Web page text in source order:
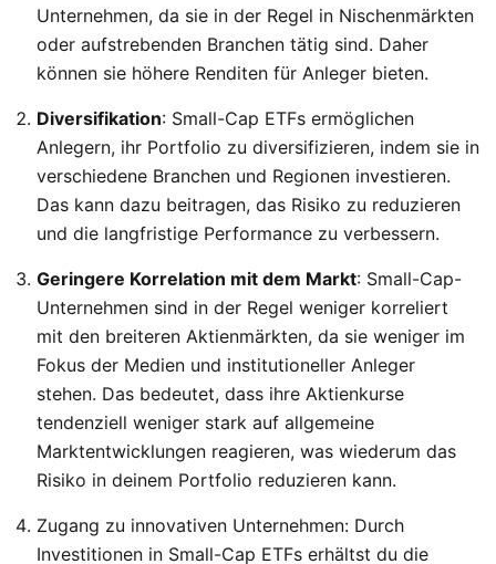
Unternehmen, da sie in der Regel in Nischenmärkten
oder aufstrebenden Branchen tätig sind. Daher
können sie höhere Renditen für Anleger bieten.
Diversifikation: Small-Cap ETFs ermöglichen
Anlegern, ihr Portfolio zu diversifizieren, indem sie in
verschiedene Branchen und Regionen investieren.
Das kann dazu beitragen, das Risiko zu reduzieren
und die langfristige Performance zu verbessern.
Geringere Korrelation mit dem Markt: Small-Cap-
Unternehmen sind in der Regel weniger korreliert
mit den breiteren Aktienmärkten, da sie weniger im
Fokus der Medien und institutioneller Anleger
stehen. Das bedeutet, dass ihre Aktienkurse
tendenziell weniger stark auf allgemeine
Marktentwicklungen reagieren, was wiederum das
Risiko in deinem Portfolio reduzieren kann.
Zugang zu innovativen Unternehmen: Durch
Investitionen in Small-Cap ETFs erhältst du die